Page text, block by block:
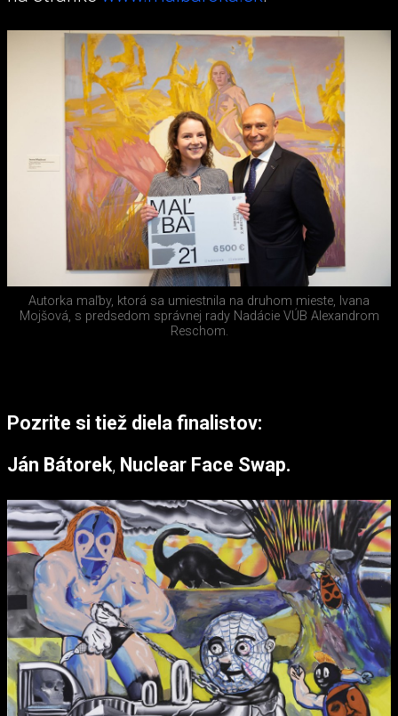
Autorka maľby, ktorá sa umiestnila na druhom mieste, Ivana
Mojšová, s predsedom správnej rady Nadácie VÚB Alexandrom
Reschom.
Pozrite si tiež diela finalistov:
Ján Bátorek, Nuclear Face Swap.